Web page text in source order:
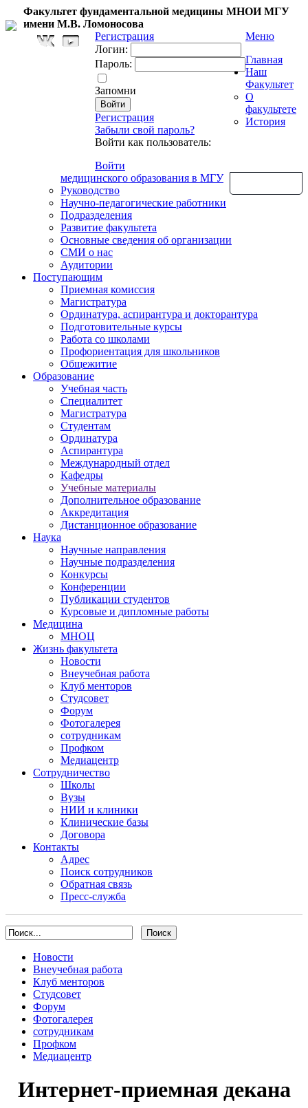
Факультет фундаментальной медицины МНОИ МГУ
имени М.В. Ломоносова
Регистрация
Логин:
Пароль:
Запомни
Регистрация
Забыли свой пароль?
Войти как пользователь:
Войти
Меню
Главная
Наш
Факультет
О
факультете
История
медицинского образования в МГУ
Руководство
Научно-педагогические работники
Подразделения
Развитие факультета
Основные сведения об организации
СМИ о нас
Аудитории
Поступающим
Приемная комиссия
Магистратура
Ординатура, аспирантура и докторантура
Подготовительные курсы
Работа со школами
Профориентация для школьников
Общежитие
Образование
Учебная часть
Специалитет
Магистратура
Студентам
Ординатура
Аспирантура
Международный отдел
Кафедры
Учебные материалы
Дополнительное образование
Аккредитация
Дистанционное образование
Наука
Научные направления
Научные подразделения
Конкурсы
Конференции
Публикации студентов
Курсовые и дипломные работы
Медицина
МНОЦ
Жизнь факультета
Новости
Внеучебная работа
Клуб менторов
Студсовет
Форум
Фотогалерея
сотрудникам
Профком
Медиацентр
Сотрудничество
Школы
Вузы
НИИ и клиники
Клинические базы
Договора
Контакты
Адрес
Поиск сотрудников
Обратная связь
Пресс-служба
Новости
Внеучебная работа
Клуб менторов
Студсовет
Форум
Фотогалерея
сотрудникам
Профком
Медиацентр
Интернет-приемная декана